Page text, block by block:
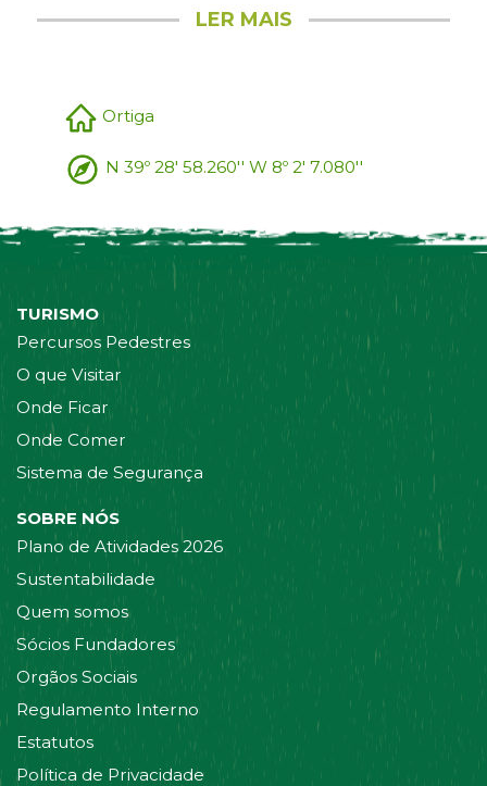
LER MAIS
Ortiga
N 39º 28' 58.260'' W 8º 2' 7.080''
TURISMO
Percursos Pedestres
O que Visitar
Onde Ficar
Onde Comer
Sistema de Segurança
SOBRE NÓS
Plano de Atividades 2026
Sustentabilidade
Quem somos
Sócios Fundadores
Orgãos Sociais
Regulamento Interno
Estatutos
Política de Privacidade